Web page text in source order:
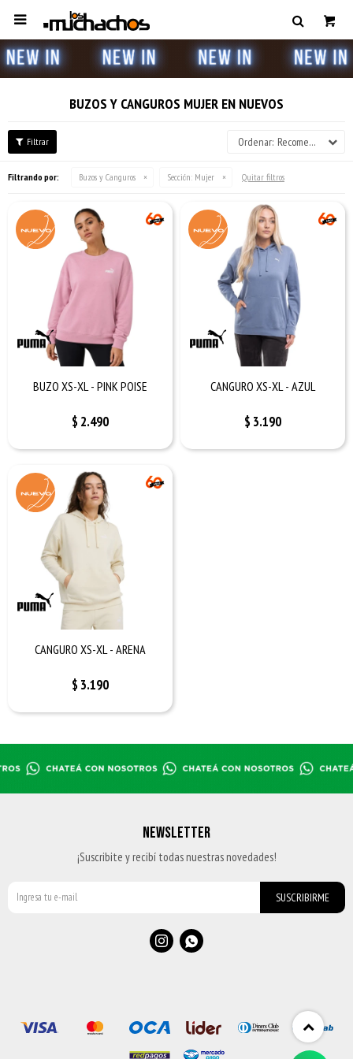

BUZOS Y CANGUROS MUJER EN NUEVOS
Recomendados
Filtrando por: Buzos y Canguros Sección: Mujer Quitar filtros
BUZO XS-XL - PINK POISE
$ 2.490
CANGURO XS-XL - AZUL
$ 3.190
CANGURO XS-XL - ARENA
$ 3.190
NEWSLETTER
¡Suscribite y recibí todas nuestras novedades!
SUSCRIBIRME
 